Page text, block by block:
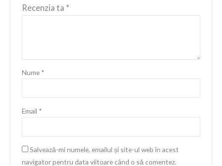
Recenzia ta *
Nume *
Email *
Salvează-mi numele, emailul și site-ul web în acest
navigator pentru data viitoare când o să comentez.